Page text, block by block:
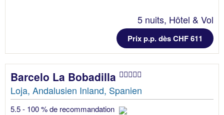
5 nuits, Hôtel & Vol
Prix p.p. dès CHF 611
Barcelo La Bobadilla
Loja, Andalusien Inland, Spanien
5.5 - 100 % de recommandation